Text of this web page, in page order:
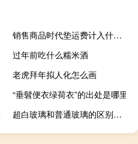
销售商品时代垫运费计入什么科目
过年前吃什么糯米酒
老虎拜年拟人化怎么画
“垂髫便衣绿荷衣”的出处是哪里
超白玻璃和普通玻璃的区别是什么